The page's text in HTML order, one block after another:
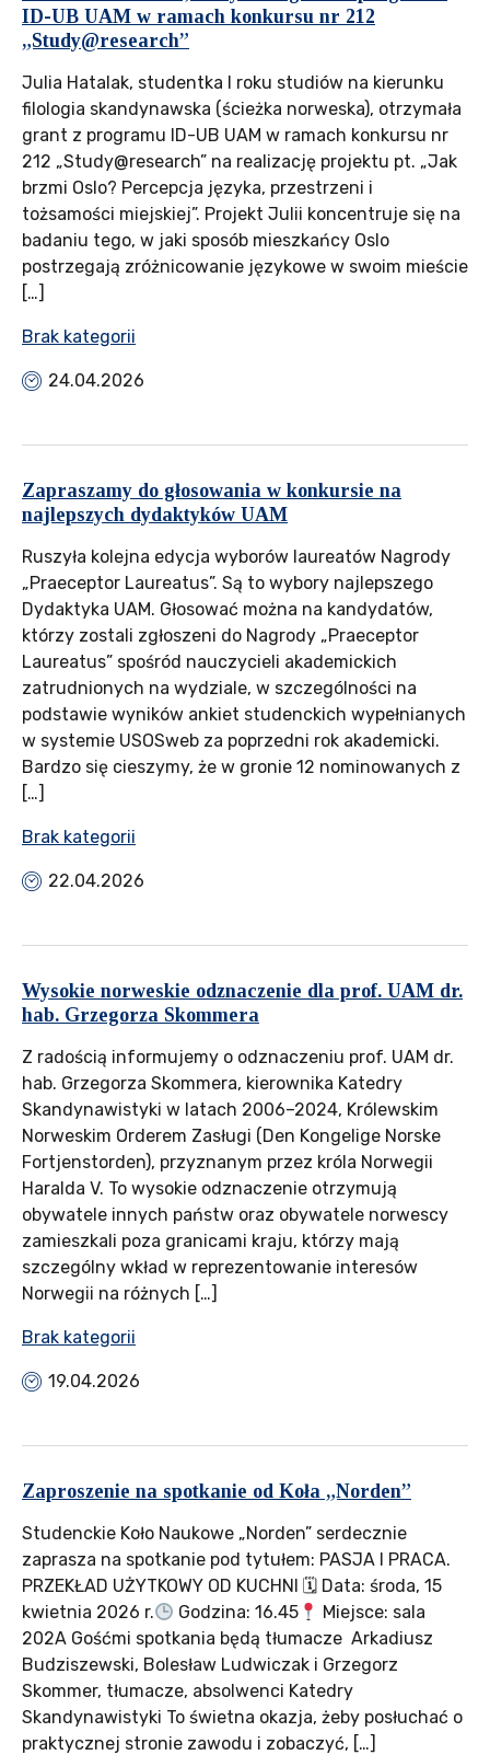
ID-UB UAM w ramach konkursu nr 212
„Study@research”
Julia Hatalak, studentka I roku studiów na kierunku
filologia skandynawska (ścieżka norweska), otrzymała
grant z programu ID-UB UAM w ramach konkursu nr
212 „Study@research” na realizację projektu pt. „Jak
brzmi Oslo? Percepcja języka, przestrzeni i
tożsamości miejskiej”. Projekt Julii koncentruje się na
badaniu tego, w jaki sposób mieszkańcy Oslo
postrzegają zróżnicowanie językowe w swoim mieście
[…]
Brak kategorii
24.04.2026
Zapraszamy do głosowania w konkursie na
najlepszych dydaktyków UAM
Ruszyła kolejna edycja wyborów laureatów Nagrody
„Praeceptor Laureatus”. Są to wybory najlepszego
Dydaktyka UAM. Głosować można na kandydatów,
którzy zostali zgłoszeni do Nagrody „Praeceptor
Laureatus” spośród nauczycieli akademickich
zatrudnionych na wydziale, w szczególności na
podstawie wyników ankiet studenckich wypełnianych
w systemie USOSweb za poprzedni rok akademicki.
Bardzo się cieszymy, że w gronie 12 nominowanych z
[…]
Brak kategorii
22.04.2026
Wysokie norweskie odznaczenie dla prof. UAM dr.
hab. Grzegorza Skommera
Z radością informujemy o odznaczeniu prof. UAM dr.
hab. Grzegorza Skommera, kierownika Katedry
Skandynawistyki w latach 2006–2024, Królewskim
Norweskim Orderem Zasługi (Den Kongelige Norske
Fortjenstorden), przyznanym przez króla Norwegii
Haralda V. To wysokie odznaczenie otrzymują
obywatele innych państw oraz obywatele norwescy
zamieszkali poza granicami kraju, którzy mają
szczególny wkład w reprezentowanie interesów
Norwegii na różnych […]
Brak kategorii
19.04.2026
Zaproszenie na spotkanie od Koła „Norden”
Studenckie Koło Naukowe „Norden” serdecznie
zaprasza na spotkanie pod tytułem: PASJA I PRACA.
PRZEKŁAD UŻYTKOWY OD KUCHNI 🗓 Data: środa, 15
kwietnia 2026 r.
Godzina: 16.45
Miejsce: sala
202A Gośćmi spotkania będą tłumacze Arkadiusz
Budziszewski, Bolesław Ludwiczak i Grzegorz
Skommer, tłumacze, absolwenci Katedry
Skandynawistyki To świetna okazja, żeby posłuchać o
praktycznej stronie zawodu i zobaczyć, […]